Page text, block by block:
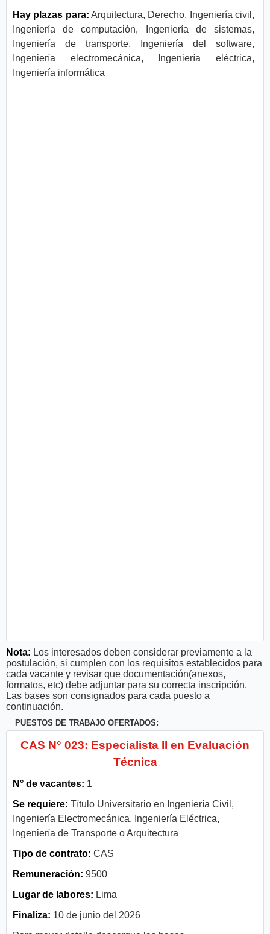
Hay plazas para: Arquitectura, Derecho, Ingeniería civil,
Ingeniería de computación, Ingeniería de sistemas,
Ingeniería de transporte, Ingeniería del software,
Ingeniería electromecánica, Ingeniería eléctrica,
Ingeniería informática
Nota: Los interesados deben considerar previamente a la
postulación, si cumplen con los requisitos establecidos para
cada vacante y revisar que documentación(anexos,
formatos, etc) debe adjuntar para su correcta inscripción.
Las bases son consignados para cada puesto a
continuación.
PUESTOS DE TRABAJO OFERTADOS:
CAS N° 023: Especialista II en Evaluación
Técnica
N° de vacantes: 1
Se requiere: Título Universitario en Ingeniería Civil,
Ingeniería Electromecánica, Ingeniería Eléctrica,
Ingeniería de Transporte o Arquitectura
Tipo de contrato: CAS
Remuneración: 9500
Lugar de labores: Lima
Finaliza: 10 de junio del 2026